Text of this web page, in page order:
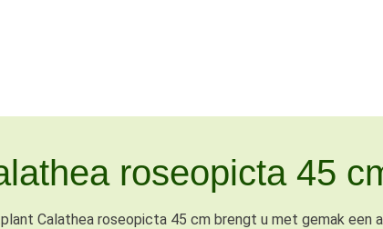
roseopicta 45
Calathea roseopicta 45 cm brengt u met gemak een